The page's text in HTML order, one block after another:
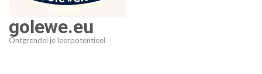
golewe.eu
Ontgrendel je leerpotentieel